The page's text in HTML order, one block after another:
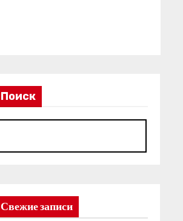
Поиск
Свежие записи